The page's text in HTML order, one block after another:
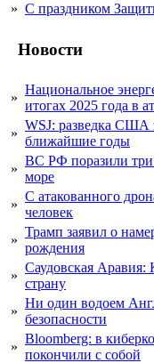
» С праздником
Новости
»
Национальное
итогах 2025 года в
»
WSJ: разведка США
ближайшие годы
»
ВС РФ поразили три
море
»
С атакованного
человек
»
Трамп заявил о
рождения
»
Саудовская Аравия:
страну
»
Ни один водоем
безопасности
»
Bloomberg: в
покончили с собой